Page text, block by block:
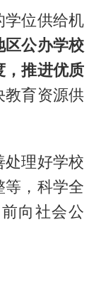
学位供给机
区公办学校
，推进优质
教育资源供
处理好学校
等，科学全
向社会公